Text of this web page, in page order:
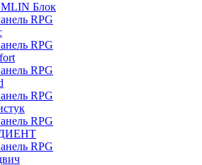
Блок
RPG
RPG
RPG
RPG
RPG
RPG